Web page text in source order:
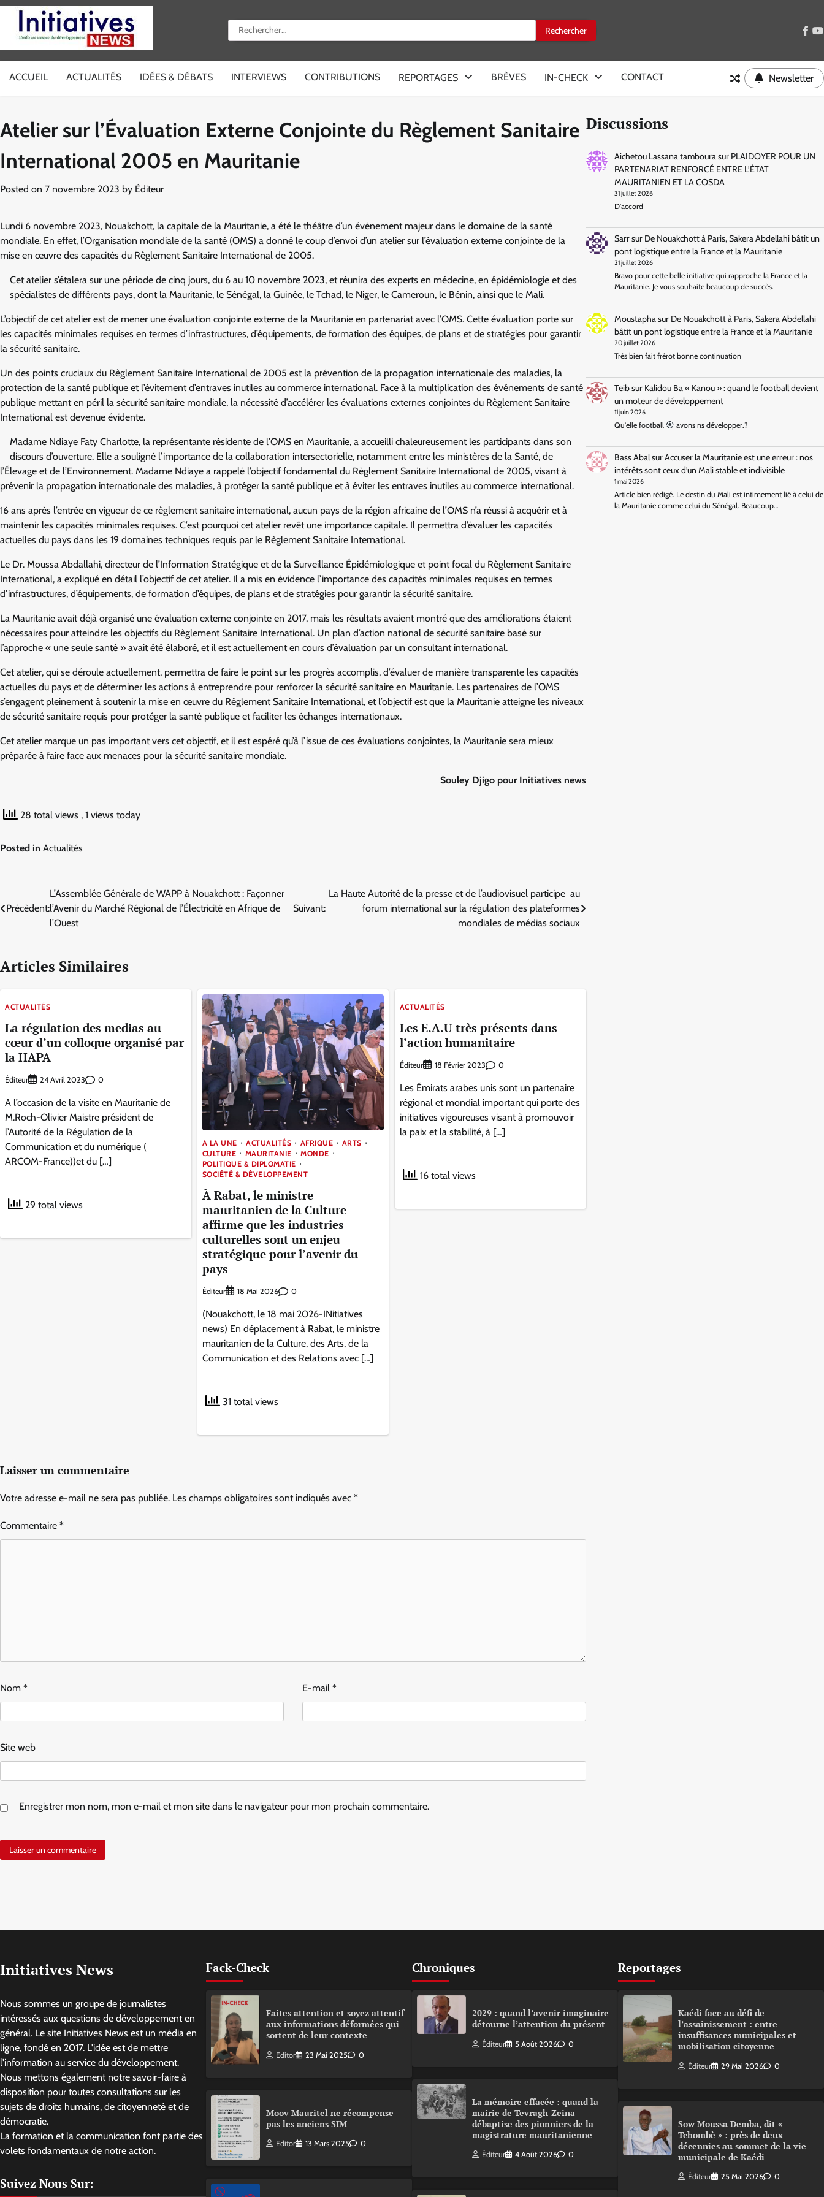
Skip
content
Rechercher :
ACCUEIL ACTUALITÉS IDÉES & DÉBATS INTERVIEWS CONTRIBUTIONS REPORTAGES BRÈVES IN-CHECK CONTACT Newsletter
Atelier sur l’Évaluation Externe Conjointe du Règlement Sanitaire
International 2005 en Mauritanie
Posted on 7 novembre 2023 by Éditeur
Lundi 6 novembre 2023, Nouakchott, la capitale de la Mauritanie, a été le théâtre d’un événement majeur dans le domaine de la santé
mondiale. En effet, l’Organisation mondiale de la santé (OMS) a donné le coup d’envoi d’un atelier sur l’évaluation externe conjointe de la
mise en œuvre des capacités du Règlement Sanitaire International de 2005.
Cet atelier s’étalera sur une période de cinq jours, du 6 au 10 novembre 2023, et réunira des experts en médecine, en épidémiologie et des
spécialistes de différents pays, dont la Mauritanie, le Sénégal, la Guinée, le Tchad, le Niger, le Cameroun, le Bénin, ainsi que le Mali.
L’objectif de cet atelier est de mener une évaluation conjointe externe de la Mauritanie en partenariat avec l’OMS. Cette évaluation porte sur
les capacités minimales requises en termes d’infrastructures, d’équipements, de formation des équipes, de plans et de stratégies pour garantir
la sécurité sanitaire.
Un des points cruciaux du Règlement Sanitaire International de 2005 est la prévention de la propagation internationale des maladies, la
protection de la santé publique et l’évitement d’entraves inutiles au commerce international. Face à la multiplication des événements de santé
publique mettant en péril la sécurité sanitaire mondiale, la nécessité d’accélérer les évaluations externes conjointes du Règlement Sanitaire
International est devenue évidente.
Madame Ndiaye Faty Charlotte, la représentante résidente de l’OMS en Mauritanie, a accueilli chaleureusement les participants dans son
discours d’ouverture. Elle a souligné l’importance de la collaboration intersectorielle, notamment entre les ministères de la Santé, de
l’Élevage et de l’Environnement. Madame Ndiaye a rappelé l’objectif fondamental du Règlement Sanitaire International de 2005, visant à
prévenir la propagation internationale des maladies, à protéger la santé publique et à éviter les entraves inutiles au commerce international.
16 ans après l’entrée en vigueur de ce règlement sanitaire international, aucun pays de la région africaine de l’OMS n’a réussi à acquérir et à
maintenir les capacités minimales requises. C’est pourquoi cet atelier revêt une importance capitale. Il permettra d’évaluer les capacités
actuelles du pays dans les 19 domaines techniques requis par le Règlement Sanitaire International.
Le Dr. Moussa Abdallahi, directeur de l’Information Stratégique et de la Surveillance Épidémiologique et point focal du Règlement Sanitaire
International, a expliqué en détail l’objectif de cet atelier. Il a mis en évidence l’importance des capacités minimales requises en termes
d’infrastructures, d’équipements, de formation d’équipes, de plans et de stratégies pour garantir la sécurité sanitaire.
La Mauritanie avait déjà organisé une évaluation externe conjointe en 2017, mais les résultats avaient montré que des améliorations étaient
nécessaires pour atteindre les objectifs du Règlement Sanitaire International. Un plan d’action national de sécurité sanitaire basé sur
l’approche « une seule santé » avait été élaboré, et il est actuellement en cours d’évaluation par un consultant international.
Cet atelier, qui se déroule actuellement, permettra de faire le point sur les progrès accomplis, d’évaluer de manière transparente les capacités
actuelles du pays et de déterminer les actions à entreprendre pour renforcer la sécurité sanitaire en Mauritanie. Les partenaires de l’OMS
s’engagent pleinement à soutenir la mise en œuvre du Règlement Sanitaire International, et l’objectif est que la Mauritanie atteigne les niveaux
de sécurité sanitaire requis pour protéger la santé publique et faciliter les échanges internationaux.
Cet atelier marque un pas important vers cet objectif, et il est espéré qu’à l’issue de ces évaluations conjointes, la Mauritanie sera mieux
préparée à faire face aux menaces pour la sécurité sanitaire mondiale.
Souley Djigo pour Initiatives news
28 total views , 1 views today
Posted in Actualités
Navigation
de
Précèdent:
L’Assemblée Générale de WAPP à Nouakchott : Façonner
l’Avenir du Marché Régional de l’Électricité en Afrique de
l’Ouest
Suivant:
La Haute Autorité de la presse et de l’audiovisuel participe au
forum international sur la régulation des plateformes
mondiales de médias sociaux
Articles Similaires
ACTUALITÉS
La régulation des medias au
cœur d’un colloque organisé par
la HAPA
Éditeur 24 Avril 2023 0
A l’occasion de la visite en Mauritanie de
M.Roch-Olivier Maistre président de
l’Autorité de la Régulation de la
Communication et du numérique (
ARCOM-France))et du […]
29 total views
A LA UNE ACTUALITÉS AFRIQUE
ARTS
CULTURE
MAURITANIE
MONDE
POLITIQUE & DIPLOMATIE
SOCIÉTÉ & DÉVELOPPEMENT
À Rabat, le ministre
mauritanien de la Culture
affirme que les industries
culturelles sont un enjeu
stratégique pour l’avenir du
pays
Éditeur 18 Mai 2026 0
(Nouakchott, le 18 mai 2026-INitiatives
news) En déplacement à Rabat, le ministre
mauritanien de la Culture, des Arts, de la
Communication et des Relations avec […]
31 total views
ACTUALITÉS
Les E.A.U très présents dans
l’action humanitaire
Éditeur 18 Février 2023 0
Les Émirats arabes unis sont un partenaire
régional et mondial important qui porte des
initiatives vigoureuses visant à promouvoir
la paix et la stabilité, à […]
16 total views
Laisser un commentaire
Votre adresse e-mail ne sera pas publiée. Les champs obligatoires sont indiqués avec *
Commentaire *
Nom * E-mail *
Site web
Enregistrer mon nom, mon e-mail et mon site dans le navigateur pour mon prochain commentaire.
Discussions
Aichetou Lassana tambourasur PLAIDOYER POUR UN
PARTENARIAT RENFORCÉ ENTRE L’ÉTAT
MAURITANIEN ET LA COSDA
31 juillet 2026
D'accord
Sarrsur De Nouakchott à Paris, Sakera Abdellahi bâtit un
pont logistique entre la France et la Mauritanie
21 juillet 2026
Bravo pour cette belle initiative qui rapproche la France et la
Mauritanie. Je vous souhaite beaucoup de succès.
Moustaphasur De Nouakchott à Paris, Sakera Abdellahi
bâtit un pont logistique entre la France et la Mauritanie
20 juillet 2026
Très bien fait frérot bonne continuation
Teibsur Kalidou Ba « Kanou » : quand le football devient
un moteur de développement
11 juin 2026
Qu'elle football avons ns développer.?
Bass AbalsurAccuser la Mauritanie est une erreur : nos
intérêts sont ceux d’un Mali stable et indivisible
1 mai 2026
Article bien rédigé. Le destin du Mali est intimement lié à celui de
la Mauritanie comme celui du Sénégal. Beaucoup…
Initiatives News
Nous sommes un groupe de journalistes
intéressés aux questions de développement en
général. Le site Initiatives News est un média en
ligne, fondé en 2017. L'idée est de mettre
l'information au service du développement.
Nous mettons également notre savoir-faire à
disposition pour toutes consultations sur les
sujets de droits humains, de citoyenneté et de
démocratie.
La formation et la communication font partie des
volets fondamentaux de notre action.
Suivez Nous Sur:
Fack-Check
Faites attention et soyez attentif
aux informations déformées qui
sortent de leur contexte
Editor 23 Mai 2025 0
Moov Mauritel ne récompense
pas les anciens SIM
Editor 13 Mars 2025 0
Chroniques
2029 : quand l’avenir imaginaire
détourne l’attention du présent
Éditeur 5 Août 2026 0
La mémoire effacée : quand la
mairie de Tevragh-Zeina
débaptise des pionniers de la
magistrature mauritanienne
Éditeur 4 Août 2026 0
Reportages
Kaédi face au défi de
l’assainissement : entre
insuffisances municipales et
mobilisation citoyenne
Éditeur 29 Mai 2026 0
Sow Moussa Demba, dit «
Tchombè » : près de deux
décennies au sommet de la vie
municipale de Kaédi
Éditeur 25 Mai 2026 0